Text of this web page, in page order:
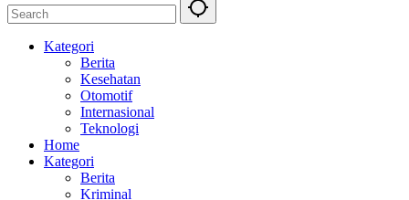
Kategori
Berita
Kesehatan
Otomotif
Internasional
Teknologi
Home
Kategori
Berita
Kriminal